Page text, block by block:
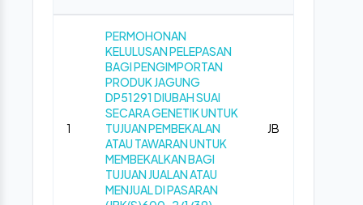
1
PERMOHONAN
KELULUSAN PELEPASAN
BAGI PENGIMPORTAN
PRODUK JAGUNG
DP51291 DIUBAH SUAI
SECARA GENETIK UNTUK
TUJUAN PEMBEKALAN
ATAU TAWARAN UNTUK
MEMBEKALKAN BAGI
TUJUAN JUALAN ATAU
MENJUAL DI PASARAN
JB